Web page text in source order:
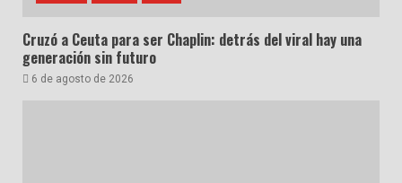
Cruzó a Ceuta para ser Chaplin: detrás del viral hay una
generación sin futuro
6 de agosto de 2026